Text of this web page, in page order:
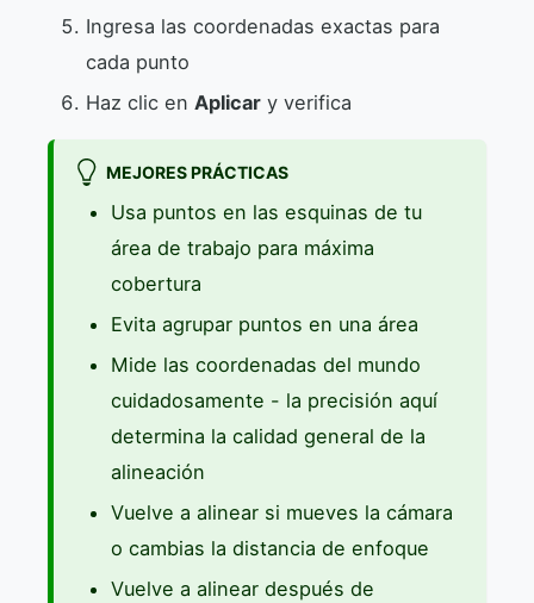
Ingresa las coordenadas exactas para
cada punto
Haz clic en Aplicar y verifica
MEJORES PRÁCTICAS
Usa puntos en las esquinas de tu
área de trabajo para máxima
cobertura
Evita agrupar puntos en una área
Mide las coordenadas del mundo
cuidadosamente - la precisión aquí
determina la calidad general de la
alineación
Vuelve a alinear si mueves la cámara
o cambias la distancia de enfoque
Vuelve a alinear después de